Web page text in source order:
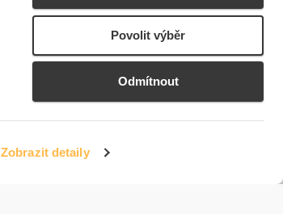
Zobrazit detaily
Povolit výběr
Odmítnout
Technická podpora: 377 432 311
eshop@elfetex.cz